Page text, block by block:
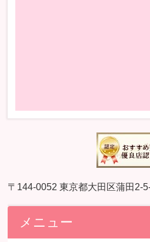
〒144-0052 東京都大田区蒲田2-
メニュー